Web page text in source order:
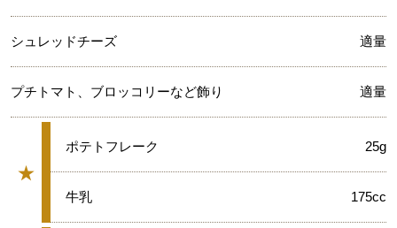
シュレッドチーズ 適量
プチトマト、ブロッコリーなど飾り 適量
★
グループ
★
ポテトフレーク 25g
★
牛乳 175cc